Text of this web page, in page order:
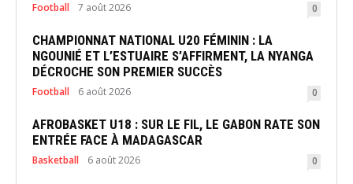
Football 7 août 2026 0
CHAMPIONNAT NATIONAL U20 FÉMININ : LA
NGOUNIÉ ET L’ESTUAIRE S’AFFIRMENT, LA NYANGA
DÉCROCHE SON PREMIER SUCCÈS
Football 6 août 2026 0
AFROBASKET U18 : SUR LE FIL, LE GABON RATE SON
ENTRÉE FACE À MADAGASCAR
Basketball 6 août 2026 0